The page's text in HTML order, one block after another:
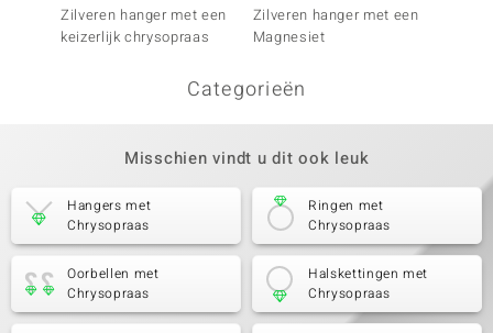
Zilveren hanger met een
keizerlijk chrysopraas
Zilveren hanger met een
Magnesiet
Categorieën
Misschien vindt u dit ook leuk
Hangers met
Chrysopraas
Ringen met
Chrysopraas
Oorbellen met
Chrysopraas
Halskettingen met
Chrysopraas